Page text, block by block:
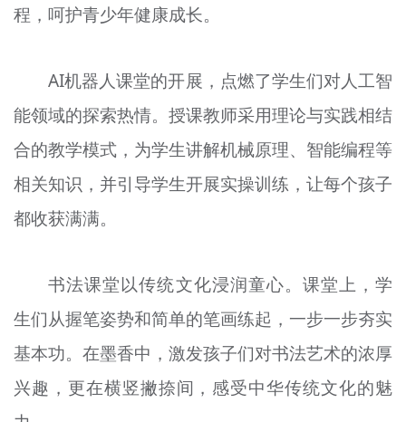
身边好人
文明评论
北京宣传文化引导基金
宣传思想文化人才
专题
程，呵护青少年健康成长。
AI机器人课堂的开展，点燃了学生们对人工智
能领域的探索热情。授课教师采用理论与实践相结
合的教学模式，为学生讲解机械原理、智能编程等
相关知识，并引导学生开展实操训练，让每个孩子
都收获满满。
书法课堂以传统文化浸润童心。课堂上，学
生们从握笔姿势和简单的笔画练起，一步一步夯实
基本功。在墨香中，激发孩子们对书法艺术的浓厚
兴趣，更在横竖撇捺间，感受中华传统文化的魅